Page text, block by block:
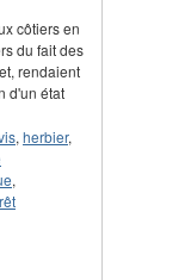
côtiers en
du fait des
rendaient
d'un état
, herbier,
,